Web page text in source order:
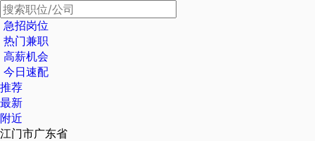
急招岗位
热门兼职
高薪机会
今日速配
推荐
最新
附近
江门市广东省